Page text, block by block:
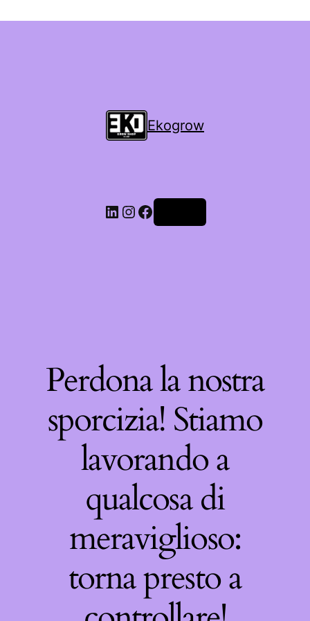
Ekogrow
Perdona la nostra
sporcizia! Stiamo
lavorando a
qualcosa di
meraviglioso:
torna presto a